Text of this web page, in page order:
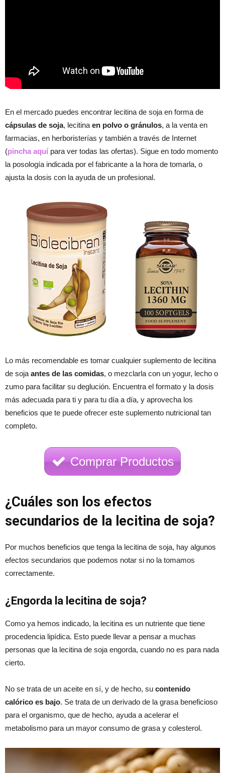
En el mercado puedes encontrar lecitina de soja en forma de
cápsulas de soja, lecitina en polvo o gránulos, a la venta en
farmacias, en herboristerías y también a través de Internet
(pincha aquípara ver todas las ofertas). Sigue en todo momento
la posología indicada por el fabricante a la hora de tomarla, o
ajusta la dosis con la ayuda de un profesional.
Lo más recomendable es tomar cualquier suplemento de lecitina
de soja antes de las comidas, o mezclarla con un yogur, lecho o
zumo para facilitar su deglución. Encuentra el formato y la dosis
más adecuada para ti y para tu día a día, y aprovecha los
beneficios que te puede ofrecer este suplemento nutricional tan
completo.
Comprar Productos
¿Cuáles son los efectos
secundarios de la lecitina de soja?
Por muchos beneficios que tenga la lecitina de soja, hay algunos
efectos secundarios que podemos notar si no la tomamos
correctamente.
¿Engorda la lecitina de soja?
Como ya hemos indicado, la lecitina es un nutriente que tiene
procedencia lipídica. Esto puede llevar a pensar a muchas
personas que la lecitina de soja engorda, cuando no es para nada
cierto.
No se trata de un aceite en sí, y de hecho, su contenido
calórico es bajo. Se trata de un derivado de la grasa beneficioso
para el organismo, que de hecho, ayuda a acelerar el
metabolismo para un mayor consumo de grasa y colesterol.